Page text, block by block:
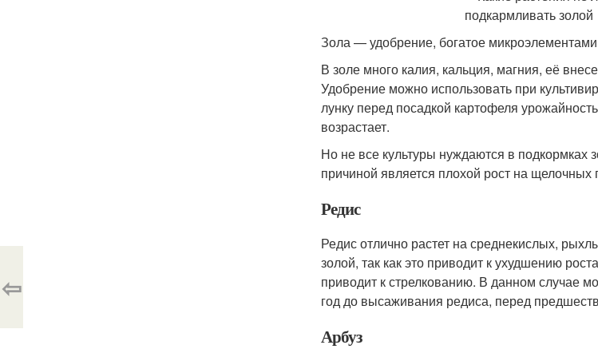
Зола — удобрение, богатое микроэлементами
В золе много калия, кальция, магния, её
Удобрение можно использовать при
лунку перед посадкой картофеля
возрастает.
Но не все культуры нуждаются в
причиной является плохой рост на щелочных
Редис
Редис отлично растет на среднекислых,
золой, так как это приводит к ухудшению
приводит к стрелкованию. В данном случае
год до высаживания редиса, перед
Арбуз
⇦